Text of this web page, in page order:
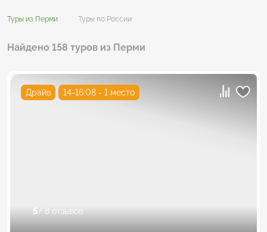
Туры из Перми Туры по России
Найдено 158 туров из Перми
Драйв 14-16.08 - 1 место
5/ 8 отзывов